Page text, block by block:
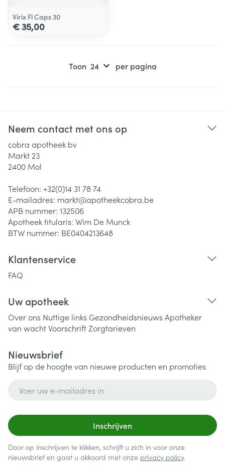
Virix Fl Caps 30
€ 35,00
Toon per pagina
Neem contact met ons op
cobra apotheek bv
Markt 23
2400 Mol
Telefoon: +32(0)14 31 78 74
E-mailadres: markt@apotheekcobra.be
APB nummer: 132506
Apotheek titularis: Wim De Munck
BTW nummer: BE0404213648
Klantenservice
FAQ
Uw apotheek
Over ons Nuttige links Gezondheidsnieuws Apotheker
van wachtVoorschriftZorgtarieven
Nieuwsbrief
Blijf op de hoogte van nieuwe producten en promoties
Inschrijven
Door op inschrijven te klikken, schrijft u zich in voor onze
nieuwsbrief en gaat u akkoord met onze privacy policy.